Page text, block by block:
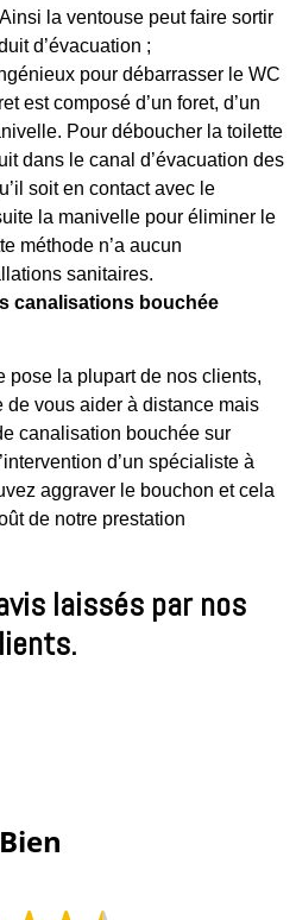
la ventouse peut faire sortir
d’évacuation ;
pour débarrasser le WC
est composé d’un foret, d’un
Pour déboucher la toilette
dans le canal d’évacuation des
soit en contact avec le
la manivelle pour éliminer le
méthode n’a aucun
sanitaires.
canalisations bouchée
pose la plupart de nos clients,
vous aider à distance mais
canalisation bouchée sur
d’un spécialiste à
aggraver le bouchon et cela
de notre prestation
laissés par nos
Bien